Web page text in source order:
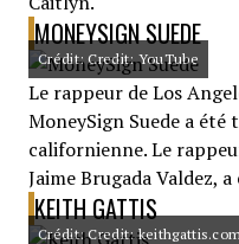
MONEYSIGN SUEDE
Crédit: Credit: YouTube
Le rappeur de Los
MoneySign Suede a été
californienne. Le
Jaime Brugada Valdez,
KEITH GATTIS
Crédit: Credit: